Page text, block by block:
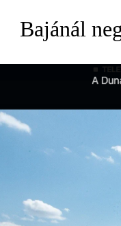
Bajánál